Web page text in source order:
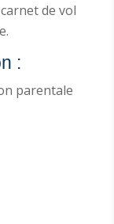
de vol
:
parentale